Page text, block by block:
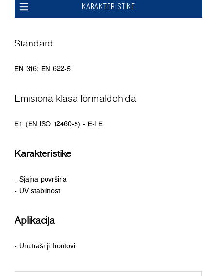
KARAKTERISTIKE
Standard
EN 316; EN 622-5
Emisiona klasa formaldehida
E1 (EN ISO 12460-5) - E-LE
Karakteristike
- Sjajna površina
- UV stabilnost
Aplikacija
- Unutrašnji frontovi